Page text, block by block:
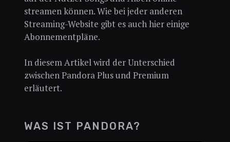
streamen können. Wie bei jeder anderen
Streaming-Website gibt es auch hier einige
Abonnementpläne.
In diesem Artikel wird der Unterschied
zwischen Pandora Plus und Premium
erläutert.
WAS IST PANDORA?